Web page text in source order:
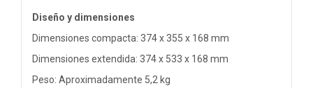
Diseño y dimensiones
Dimensiones compacta: 374 x 355 x 168 mm
Dimensiones extendida: 374 x 533 x 168 mm
Peso: Aproximadamente 5,2 kg